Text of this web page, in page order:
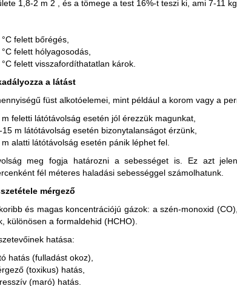
1,8-2 m 2 , és a tömege a test 16%-t teszi ki, ami 7-11
felett bőrégés,
felett hólyagosodás,
felett visszafordíthatatlan károk.
a látást
füst alkotóelemei, mint például a korom vagy a
m feletti látótávolság esetén jól érezzük magunkat,
15 m látótávolság esetén bizonytalanságot érzünk,
m alatti látótávolság esetén pánik léphet fel.
meg fogja határozni a sebességet is. Ez azt
fél méteres haladási sebességgel számolhatunk.
mérgező
és magas koncentrációjú gázok: a szén-monoxid
különösen a formaldehid (HCHO).
hatása:
hatás (fulladást okoz),
(toxikus) hatás,
(maró) hatás.